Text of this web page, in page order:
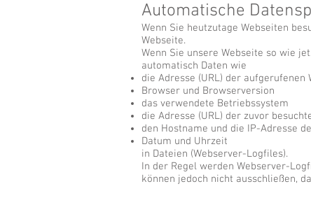
Automatische
Wenn Sie heutzutage Webseiten
Webseite.
Wenn Sie unsere Webseite so wie
automatisch Daten wie
die Adresse (URL) der aufgerufenen
Browser und Browserversion
das verwendete Betriebssystem
die Adresse (URL) der zuvor
den Hostname und die IP-Adresse
Datum und Uhrzeit
in Dateien (Webserver-Logfiles).
In der Regel werden Webserver-
können jedoch nicht ausschließen,